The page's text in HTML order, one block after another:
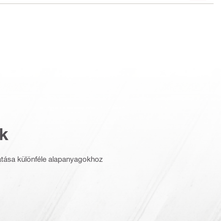
különféle alapanyagokhoz